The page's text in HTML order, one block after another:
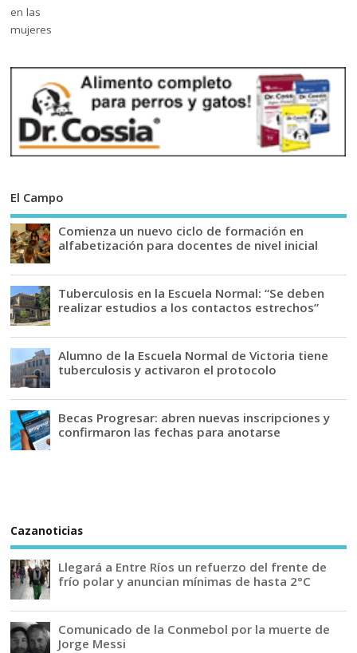
El Campo
Comienza un nuevo ciclo de formación en
alfabetización para docentes de nivel inicial
Tuberculosis en la Escuela Normal: “Se deben
realizar estudios a los contactos estrechos”
Alumno de la Escuela Normal de Victoria tiene
tuberculosis y activaron el protocolo
Becas Progresar: abren nuevas inscripciones y
confirmaron las fechas para anotarse
Cazanoticias
Llegará a Entre Ríos un refuerzo del frente de
frío polar y anuncian mínimas de hasta 2°C
Comunicado de la Conmebol por la muerte de
Jorge Messi